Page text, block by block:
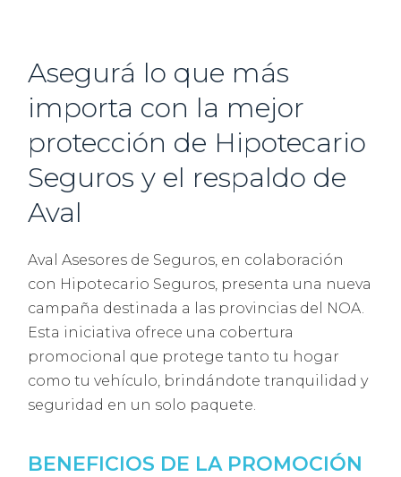
Asegurá lo que más
importa con la mejor
protección de Hipotecario
Seguros y el respaldo de
Aval
Aval Asesores de Seguros, en colaboración
con Hipotecario Seguros, presenta una nueva
campaña destinada a las provincias del NOA.
Esta iniciativa ofrece una cobertura
promocional
que protege tanto tu hogar
como tu vehículo, brindándote tranquilidad y
seguridad en un solo paquete.
BENEFICIOS DE LA PROMOCIÓN